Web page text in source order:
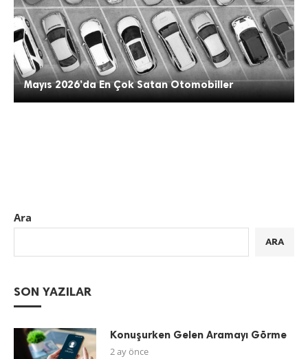
Mayıs 2026’da En Çok Satan Otomobiller
Ara
ARA
SON YAZILAR
Konuşurken Gelen Aramayı Görme
2 ay önce